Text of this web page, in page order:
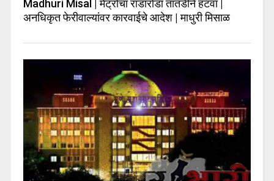
Madhuri Misal | मेट्रोचा राडारोडा तातडीने हटवा |
अनधिकृत फेरीवाल्यांवर कारवाईचे आदेश | माधुरी मिसाळ